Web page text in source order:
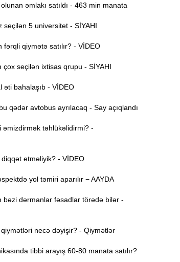
əmlakı satıldı - 463 min manata
5 universitet - SİYAHI
qiymətə satılır? - VİDEO
seçilən ixtisas qrupu - SİYAHI
bahalaşıb - VİDEO
qədər avtobus ayrılacaq - Say açıqlandı
təhlükəlidirmi? -
etməliyik? - VİDEO
yol təmiri aparılır − AAYDA
dərmanlar fəsadlar törədə bilər -
necə dəyişir? - Qiymətlər
tibbi arayış 60-80 manata satılır?